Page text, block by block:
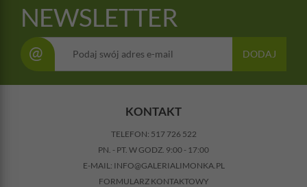
NEWSLETTER
@ DODAJ
KONTAKT
TELEFON: 517 726 522
PN. - PT. W GODZ. 9:00 - 17:00
E-MAIL: INFO@GALERIALIMONKA.PL
FORMULARZ KONTAKTOWY